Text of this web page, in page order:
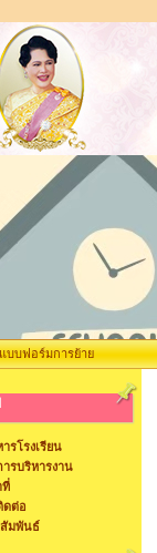
แบบฟอร์มการย้าย
รโรงเรียน
ารบริหารงาน
ที่
ดต่อ
มพันธ์